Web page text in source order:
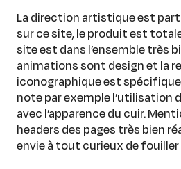
La direction artistique est
sur ce site, le produit est
site est dans l’ensemble très
animations sont design et la
iconographique est
note par exemple l’utilisation
avec l’apparence du cuir.
headers des pages très bien
envie à tout curieux de fouiller